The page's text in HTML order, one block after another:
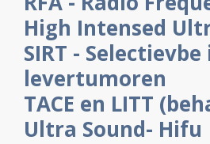
High Intensed
SIRT -
levertumoren
TACE en LITT
Ultra Sound- Hifu